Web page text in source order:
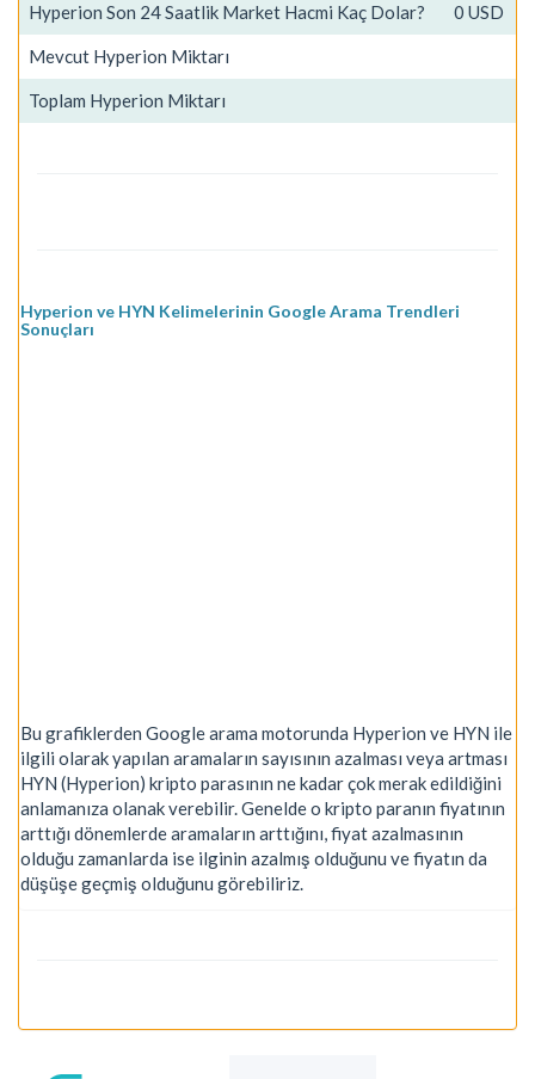
Hyperion Son 24 Saatlik Market Hacmi Kaç Dolar? 0 USD
Mevcut Hyperion Miktarı
Toplam Hyperion Miktarı
Hyperion ve HYN Kelimelerinin Google Arama Trendleri
Sonuçları
Bu grafiklerden Google arama motorunda Hyperion ve HYN ile
ilgili olarak yapılan aramaların sayısının azalması veya artması
HYN (Hyperion) kripto parasının ne kadar çok merak edildiğini
anlamanıza olanak verebilir. Genelde o kripto paranın fiyatının
arttığı dönemlerde aramaların arttığını, fiyat azalmasının
olduğu zamanlarda ise ilginin azalmış olduğunu ve fiyatın da
düşüşe geçmiş olduğunu görebiliriz.